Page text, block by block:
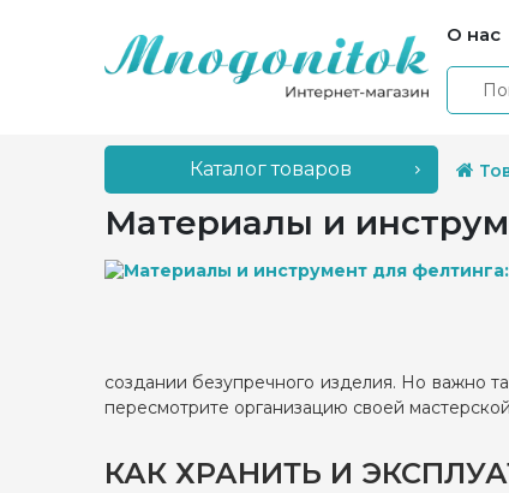
О нас
Каталог товаров
Материалы и
создании безупречного изделия. Но важно
пересмотрите организацию своей
КАК ХРАНИТЬ И